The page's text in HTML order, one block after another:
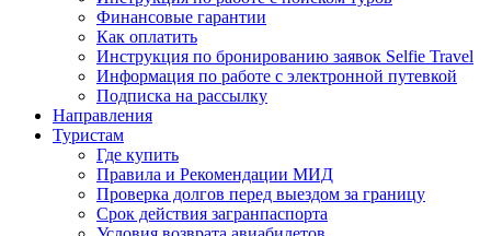
Финансовые гарантии
Как оплатить
Инструкция по бронированию заявок Selfie Travel
Информация по работе с электронной путевкой
Подписка на рассылку
Направления
Туристам
Где купить
Правила и Рекомендации МИД
Проверка долгов перед выездом за границу
Срок действия загранпаспорта